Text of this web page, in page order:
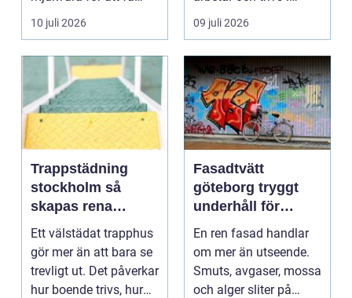
bättre respons, mer k...
10 juli 2026
städer och samhällen.
Bra belysnin...
09 juli 2026
Trappstädning
stockholm så
skapas rena
trapphus som
håller över tid
Ett välstädat trapphus
gör mer än att bara se
trevligt ut. Det påverkar
hur boende trivs, hur
Fasadtvätt
göteborg tryggt
underhåll för
hållbara fasader
En ren fasad handlar
om mer än utseende.
Smuts, avgaser, mossa
och alger sliter på